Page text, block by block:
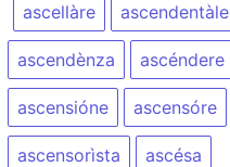
ascellàre ascendentàle
ascendènza ascéndere
ascensióne ascensóre
ascensorìsta ascésa